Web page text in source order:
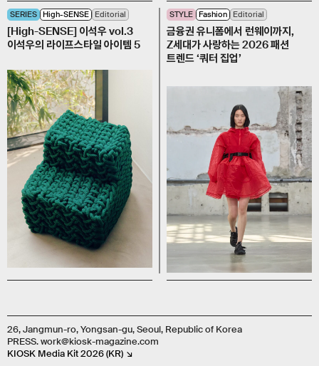
SERIES High-SENSE Editorial
[High-SENSE] 이석우 vol.3
이석우의 라이프스타일 아이템 5
STYLE Fashion Editorial
금융권 유니폼에서 런웨이까지,
Z세대가 사랑하는 2026 패션
트렌드 ‘쿼터 집업’
26, Jangmun-ro, Yongsan-gu, Seoul, Republic of Korea
PRESS. work@kiosk-magazine.com
KIOSK Media Kit 2026 (KR) ↘︎